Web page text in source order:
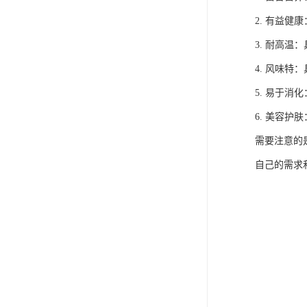
2. 有益健
3. 耐高温：
4. 风味特：
5. 易于消化
6. 美容护肤
需要注意的
自己的需求